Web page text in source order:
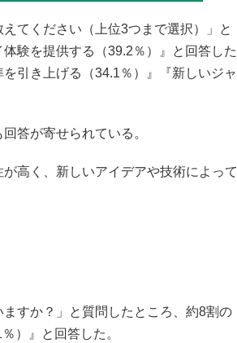
てください（上位3つまで選択）」と
験を提供する（39.2％）』と回答した
引き上げる（34.1％）』『新しいジャ
答が寄せられている。
高く、新しいアイデアや技術によって
すか？」と質問したところ、約8割の
）』と回答した。